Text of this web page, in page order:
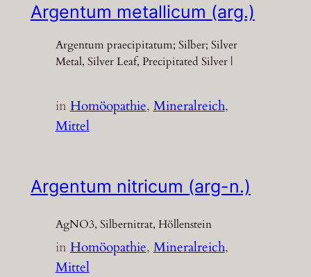
Argentum metallicum (arg.)
Argentum praecipitatum; Silber; Silver
Metal, Silver Leaf, Precipitated Silver |
inHomöopathie, Mineralreich
Mittel
Argentum nitricum (arg-n.)
AgNO3, Silbernitrat, Höllenstein
inHomöopathie, Mineralreich
Mittel